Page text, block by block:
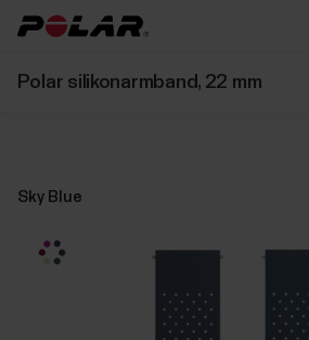
Polar silikonarmband, 22 mm
Sky Blue